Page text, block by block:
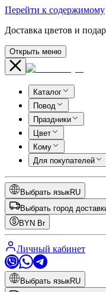
Перейти к содержимому
Доставка цветов и
Открыть меню
Каталог
Повод
Праздники
Цвет
Кому
Для покупателей
Выбрать языкRU
Выбрать город
BYN Br
Личный кабинет
Выбрать языкRU